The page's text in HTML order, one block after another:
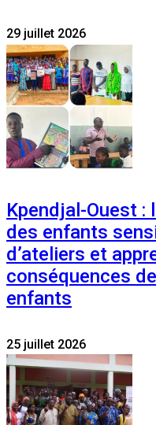
29 juillet 2026
Kpendjal-Ouest :
des enfants
d’ateliers et
conséquences
enfants
25 juillet 2026